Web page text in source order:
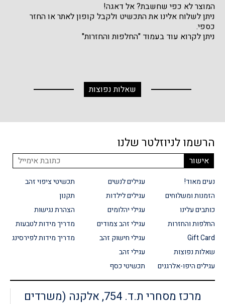
המוצר לא כפי שחשבת? אל דאגה!
ניתן לשלוח אלינו את התכשיט ולקבל קופון לאתר או החזר
כספי.
ניתן לקרוא עוד בעמוד "החלפות והחזרות"
שאלות נפוצות
הרשמו לניוזלטר שלנו
נעים מאוד!
הזמנות ומשלוחים
כותבים עלינו
החלפות והחזרות
Gift Card
שאלות נפוצות
עגילים היפו-אלרגנים
עגילים לנשים
עגילים לילדות
עגילי יהלומים
עגילי זהב צמודים
עגילי חישוק זהב
עגילי זהב
תכשיטי כסף
תכשיטי ציפוי זהב
תקנון
הצהרת נגישות
מדריך מידות לטבעות
מדריך מידות לפירסינג
מרכז מסחרי ת.ד. 754, אלקנה (משרדים